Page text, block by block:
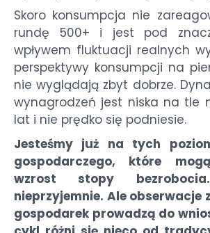
Skoro konsumpcja nie
rundę 500+ i jest pod
wpływem fluktuacji realnych
perspektywy konsumpcji na
nie wyglądają zbyt dobrze.
wynagrodzeń jest niska na tle
lat i nie prędko się podniesie.
Jesteśmy już na tych
gospodarczego, które
wzrost stopy
nieprzyjemnie. Ale obserwacje
gospodarek prowadzą do